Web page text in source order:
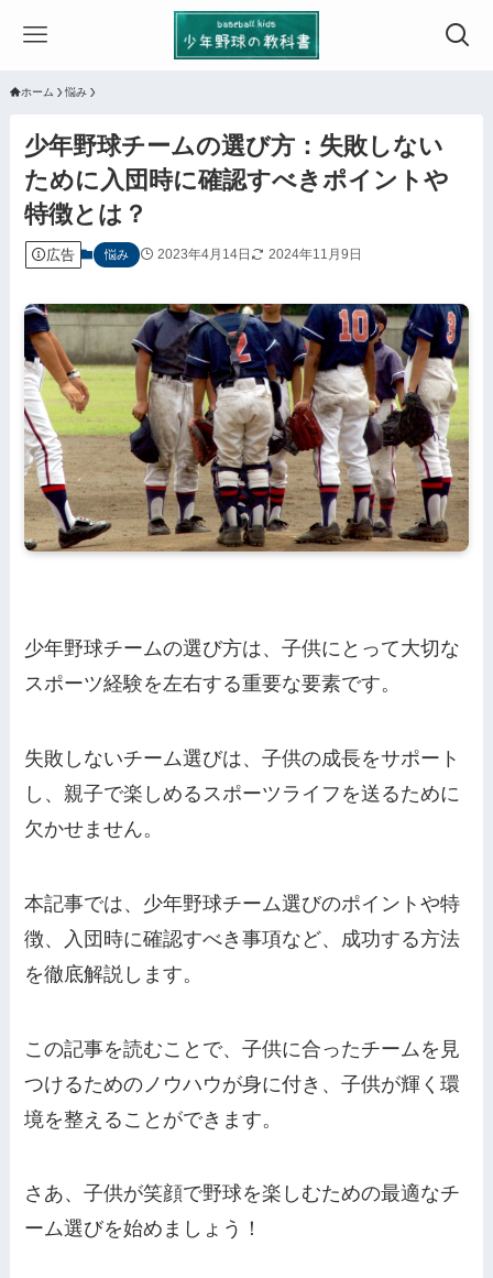
ホーム 悩み
少年野球チームの選び方：失敗しない
ために入団時に確認すべきポイントや
特徴とは？
広告 悩み 2023年4月14日 2024年11月9日
少年野球チームの選び方は、子供にとって大切な
スポーツ経験を左右する重要な要素です。
失敗しないチーム選びは、子供の成長をサポート
し、親子で楽しめるスポーツライフを送るために
欠かせません。
本記事では、少年野球チーム選びのポイントや特
徴、入団時に確認すべき事項など、成功する方法
を徹底解説します。
この記事を読むことで、子供に合ったチームを見
つけるためのノウハウが身に付き、子供が輝く環
境を整えることができます。
さあ、子供が笑顔で野球を楽しむための最適なチ
ーム選びを始めましょう！